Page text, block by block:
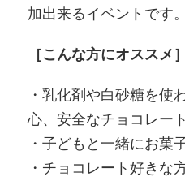
加出来るイベントです。
［こんな方にオススメ］
・乳化剤や白砂糖を使
心、安全なチョコレー
・子どもと一緒にお菓
・チョコレート好きな